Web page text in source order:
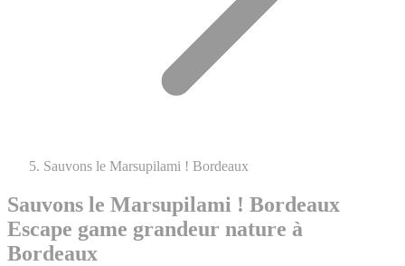
Sauvons le Marsupilami ! Bordeaux
Sauvons le Marsupilami ! Bordeaux
Escape game grandeur nature à
Bordeaux